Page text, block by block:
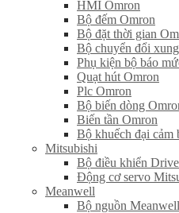
HMI Omron
Bộ đếm Omron
Bộ đặt thời gian
Bộ chuyển đổi
Phụ kiện bộ báo
Quạt hút Omron
Plc Omron
Bộ biến dòng
Biến tần Omron
Bộ khuếch đại cảm
Mitsubishi
Bộ điều khiển
Động cơ servo
Meanwell
Bộ nguồn